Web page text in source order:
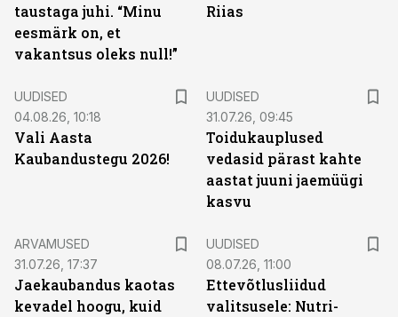
taustaga juhi. “Minu
eesmärk on, et
vakantsus oleks null!”
Riias
UUDISED
04.08.26, 10:18
Vali Aasta
Kaubandustegu 2026!
UUDISED
31.07.26, 09:45
Toidukauplused
vedasid pärast kahte
aastat juuni jaemüügi
kasvu
ARVAMUSED
31.07.26, 17:37
Jaekaubandus kaotas
kevadel hoogu, kuid
UUDISED
08.07.26, 11:00
Ettevõtlusliidud
valitsusele: Nutri-